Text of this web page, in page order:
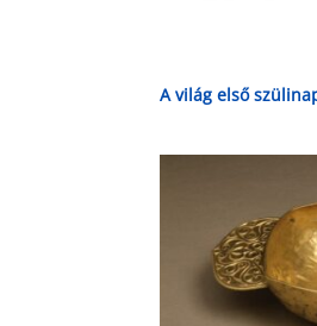
A világ első